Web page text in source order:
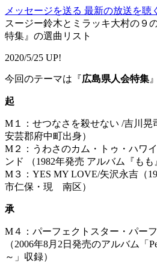
メッセージを送る 最新の放送を聴く
スージー鈴木とミラッキ大村の９
特集』の選曲リスト
2020/5/25 UP!
今回のテーマは『広島県人会特集
起
M１：せつなさを殺せない /吉川
安芸郡府中町出身）
M２：うわさのカム・トゥ・ハワ
ンド （1982年発売 アルバム『も
M３：YES MY LOVE/矢沢永吉（
市仁保・現 南区）
承
M４：パーフェクトスター・パー
（2006年8月2日発売のアルバム「
～」収録）